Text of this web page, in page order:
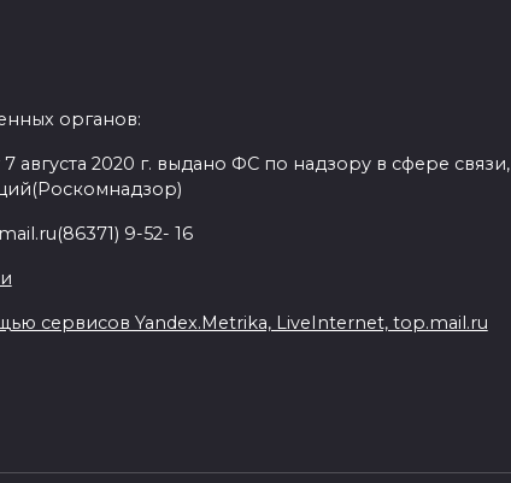
органов:
2020 г. выдано ФС по надзору в сфере связи,
9-52- 16
сервисов Yandex.Metrika, LiveInternet, top.mail.ru